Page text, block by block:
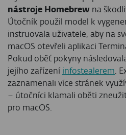
nástroje Homebrew na
Útočník použil model k
instruovala uživatele, aby na
macOS otevřeli aplikaci
Pokud oběť pokyny
jejího zařízení infostealerem .
zaznamenali více stránek
– útočníci klamali oběti
pro macOS.